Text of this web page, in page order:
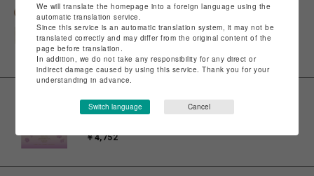
カガエ カンポウ ブティック
草葉茶 30包※2026年2月3日より価格を改定しており
ます
￥2,376
カガエ カンポウ ブティック
カガエ ラディアンス〈ビューティー〉 50ml×10本（1
￥4,752
We will translate the homepage into a foreign language using the
automatic translation service.
Since this service is an automatic translation system, it may not be
translated correctly and may differ from the original content of the
page before translation.
In addition, we do not take any responsibility for any direct or
indirect damage caused by using this service. Thank you for your
understanding in advance.
Switch language Cancel